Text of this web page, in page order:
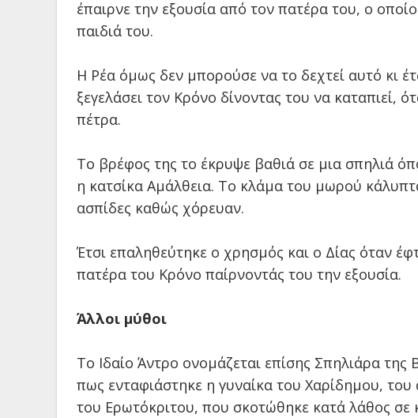
έπαιρνε την εξουσία από τον πατέρα του, ο
παιδιά του.
Η Ρέα όμως δεν μπορούσε να το δεχτεί αυτό κι
ξεγελάσει τον Κρόνο δίνοντας του να καταπιεί,
πέτρα.
Το βρέφος της το έκρυψε βαθιά σε μια σπηλιά
η κατσίκα Αμάλθεια. Το κλάμα του μωρού
ασπίδες καθώς χόρευαν.
Έτσι επαληθεύτηκε ο χρησμός και ο Δίας όταν
πατέρα του Κρόνο παίρνοντάς του την εξουσία.
Άλλοι μύθοι
Το Ιδαίο Άντρο ονομάζεται επίσης Σπηλιάρα
πως ενταφιάστηκε η γυναίκα του Χαρίδημου,
του Ερωτόκριτου, που σκοτώθηκε κατά λάθος